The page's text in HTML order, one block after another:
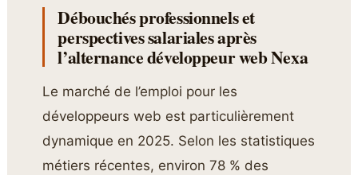
Débouchés professionnels et
perspectives salariales après
l’alternance développeur web Nexa
Le marché de l’emploi pour les
développeurs web est particulièrement
dynamique en 2025. Selon les statistiques
métiers récentes, environ 78 % des